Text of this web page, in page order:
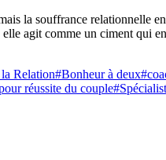
la souffrance
agit comme un ciment qui
Relation#Bonheur à deux
réussite du couple